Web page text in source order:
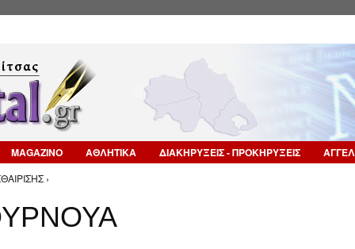
MAGAZINO ΑΘΛΗΤΙΚΑ ΔΙΑΚΗΡΥΞΕΙΣ - ΠΡΟΚΗΡΥΞΕΙΣ
›